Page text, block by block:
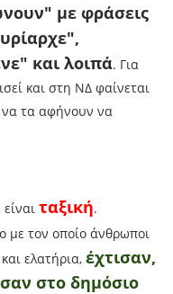
με φράσεις
και λοιπά. Για
και στη ΝΔ φαίνεται
να τα αφήνουν να
είναι ταξική.
με τον οποίο άνθρωποι
ελατήρια, έχτισαν,
στο δημόσιο